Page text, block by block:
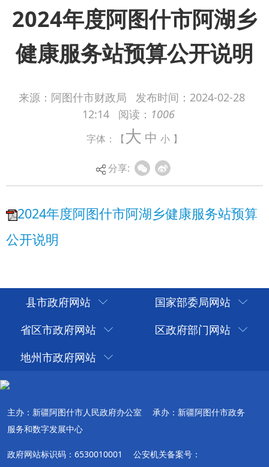
2024年度阿图什市阿湖乡
健康服务站预算公开说明
来源：阿图什市财政局 发布时间： 2024-02-28
12:14
阅读： 1006
字体：【大 中 小 】
分享:
2024年度阿图什市阿湖乡健康服务站预算
县市政府网站
国家部委局网站
省区市政府网站
区政府部门网站
地州市政府网站
主办：新疆阿图什市人民政府办公室
承办：新疆阿图什市政务
服务和数字发展中心
政府网站标识码：6530010001
公安机关备案号：